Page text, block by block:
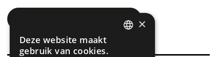
terug naar overzicht ×
Deze website maakt
gebruik van cookies.